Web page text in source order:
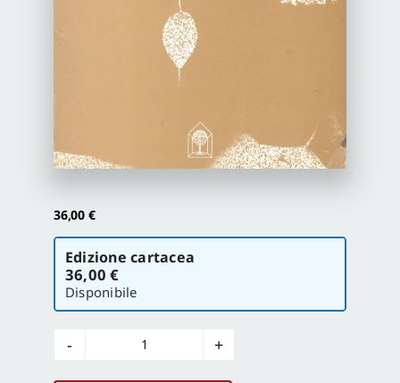
Proposte di pubblicazione
36,00 €
Scegli
versione
Edizione cartacea
36,00 €
Disponibile
I
racconti